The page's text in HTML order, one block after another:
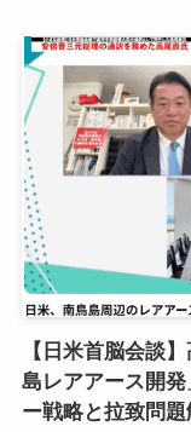
【日米首脳会談
島レアアース開
ー戦略と拉致問